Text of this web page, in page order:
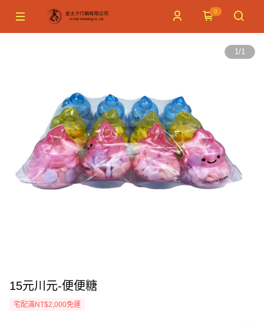
0
1/1
15元川元-便便糖
宅配滿NT$2,000免運